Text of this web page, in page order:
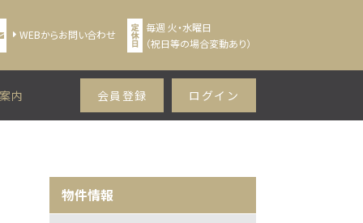
WEBからお問い合わせ
毎週 火・水曜日
（祝日等の場合変動あり）
内 会員登録 ログイン
物件情報